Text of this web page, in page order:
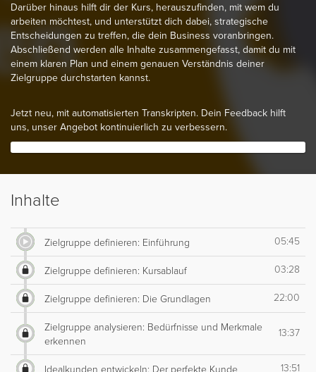
Darüber hinaus hilft dir der Kurs, herauszufinden, mit wem du
arbeiten möchtest, und unterstützt dich dabei, strategische
Entscheidungen zu treffen, die dein Business voranbringen.
Abschließend werden alle Inhalte zusammengefasst, damit du mit
einem klaren Plan und einem genauen Verständnis deiner
Zielgruppe durchstarten kannst.
Jetzt neu, mit automatisierten Transkripten. Dein Feedback hilft
uns, unser Angebot kontinuierlich zu verbessern.
Inhalte
Zielgruppe definieren: Einführung 05:45
Zielgruppe definieren: Kursablauf 03:28
Zielgruppe definieren: Die Grundlagen 22:00
Zielgruppe analysieren: Bedürfnisse und Merkmale
erkennen
13:37
Idealkunden entwickeln: Der perfekte Kunde 13:51